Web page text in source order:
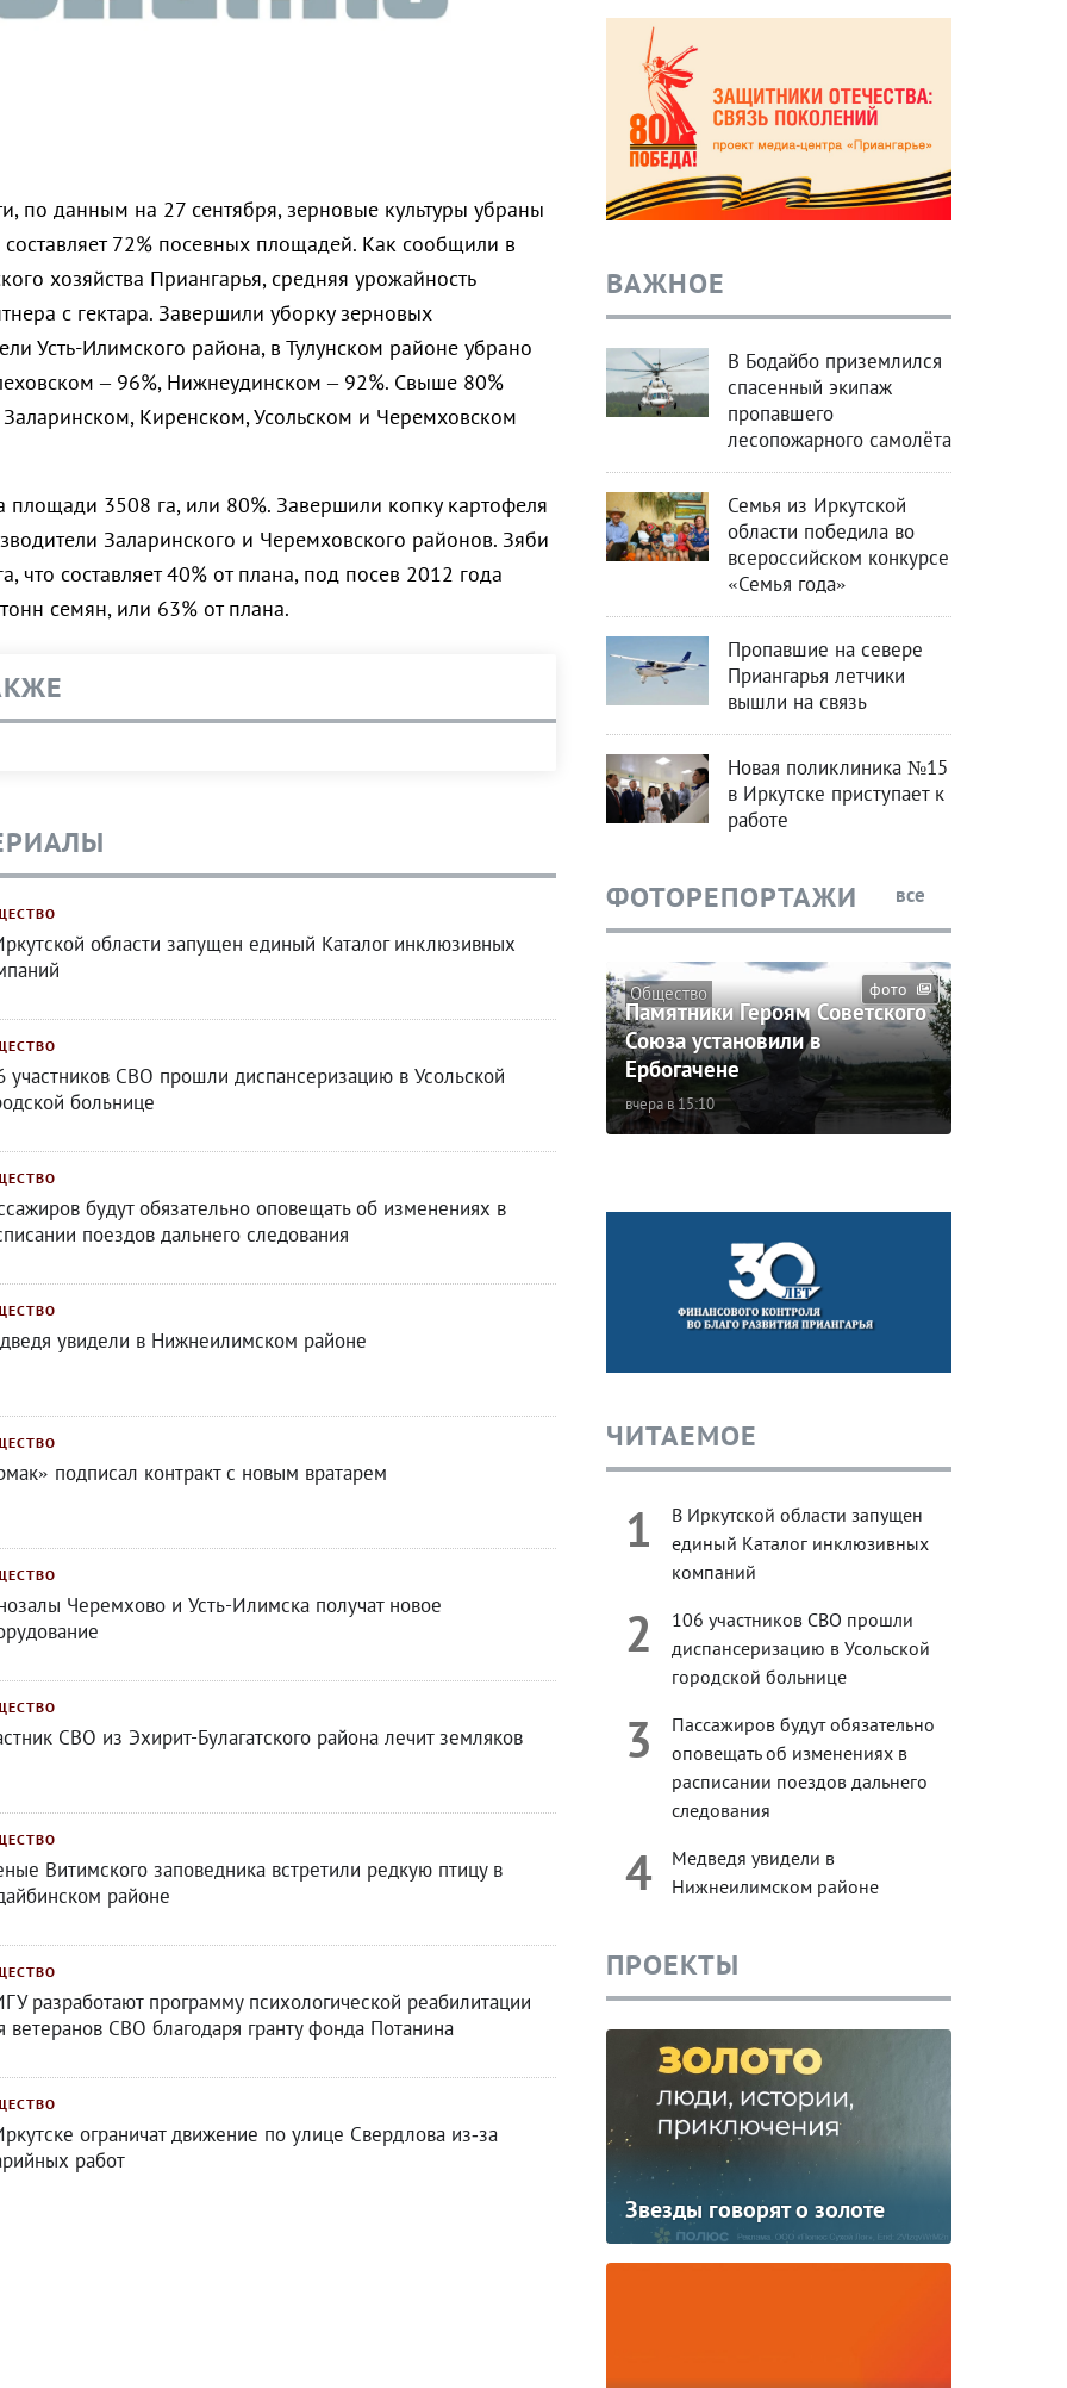
по данным на 27 сентября, зерновые культуры убраны
составляет 72% посевных площадей. Как сообщили в
хозяйства Приангарья, средняя урожайность
с гектара. Завершили уборку зерновых
Усть-Илимского района, в Тулунском районе убрано
– 96%, Нижнеудинском – 92%. Свыше 80%
Киренском, Усольском и Черемховском
площади 3508 га, или 80%. Завершили копку картофеля
Заларинского и Черемховского районов. Зяби
что составляет 40% от плана, под посев 2012 года
семян, или 63% от плана.
области запущен единый Каталог инклюзивных
участников СВО прошли диспансеризацию в Усольской
больнице
будут обязательно оповещать об изменениях в
поездов дальнего следования
увидели в Нижнеилимском районе
подписал контракт с новым вратарем
Черемхово и Усть-Илимска получат новое
СВО из Эхирит-Булагатского района лечит земляков
Витимского заповедника встретили редкую птицу в
районе
разработают программу психологической реабилитации
ветеранов СВО благодаря гранту фонда Потанина
ограничат движение по улице Свердлова из‑за
работ
ВАЖНОЕ
В Бодайбо приземлился
спасенный экипаж
пропавшего
лесопожарного самолёта
Семья из Иркутской
области победила во
всероссийском конкурсе
«Семья года»
Пропавшие на севере
Приангарья летчики
вышли на связь
Новая поликлиника №15
в Иркутске приступает к
работе
ФОТОРЕПОРТАЖИ все
фото
Общество
Памятники Героям Советского
Союза установили в
Ербогачене
вчера в 15:10
ЧИТАЕМОЕ
1
В Иркутской области запущен
единый Каталог инклюзивных
компаний
2
106 участников СВО прошли
диспансеризацию в Усольской
городской больнице
3
Пассажиров будут обязательно
оповещать об изменениях в
расписании поездов дальнего
следования
4
Медведя увидели в
Нижнеилимском районе
ПРОЕКТЫ
Звезды говорят о золоте